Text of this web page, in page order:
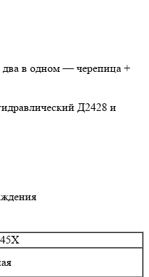
два в одном — черепица +
Д2428 и